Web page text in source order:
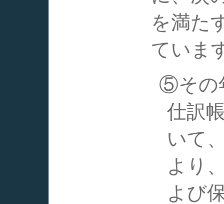
を満た
ていま
⑤その
仕訳
いて
より
よび